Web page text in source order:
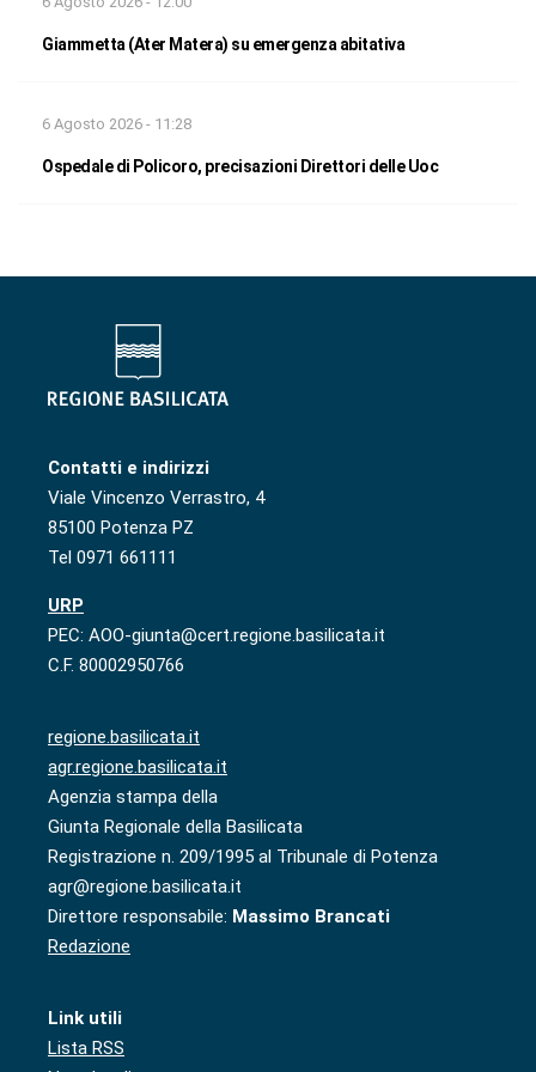
Giammetta (Ater Matera) su emergenza abitativa
6 Agosto 2026 - 11:28
Ospedale di Policoro, precisazioni Direttori delle Uoc
Contatti e indirizzi
Viale Vincenzo Verrastro, 4
85100 Potenza PZ
Tel 0971 661111
URP
PEC: AOO-giunta@cert.regione.basilicata.it
C.F. 80002950766
regione.basilicata.it
agr.regione.basilicata.it
Agenzia stampa della
Giunta Regionale della Basilicata
Registrazione n. 209/1995 al Tribunale di Potenza
agr@regione.basilicata.it
Direttore responsabile: Massimo Brancati
Redazione
Link utili
Lista RSS